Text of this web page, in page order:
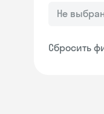
Не
Сбросить